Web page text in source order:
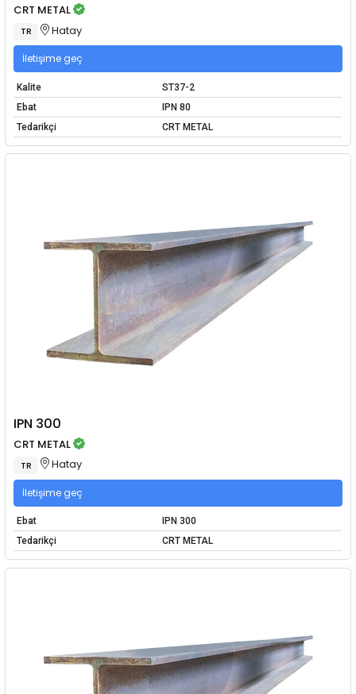
CRT METAL
TR Hatay
İletişime geç
Kalite
ST37-2
Ebat
IPN 80
Tedarikçi
CRT METAL
IPN 300
CRT METAL
TR Hatay
İletişime geç
Ebat
IPN 300
Tedarikçi
CRT METAL